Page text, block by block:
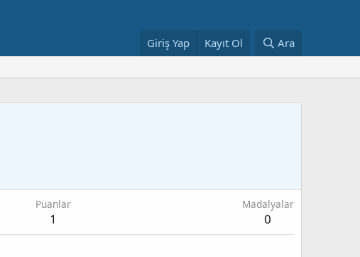
Giriş Yap Kayıt Ol Ara
Puanlar
1
Madalyalar
0